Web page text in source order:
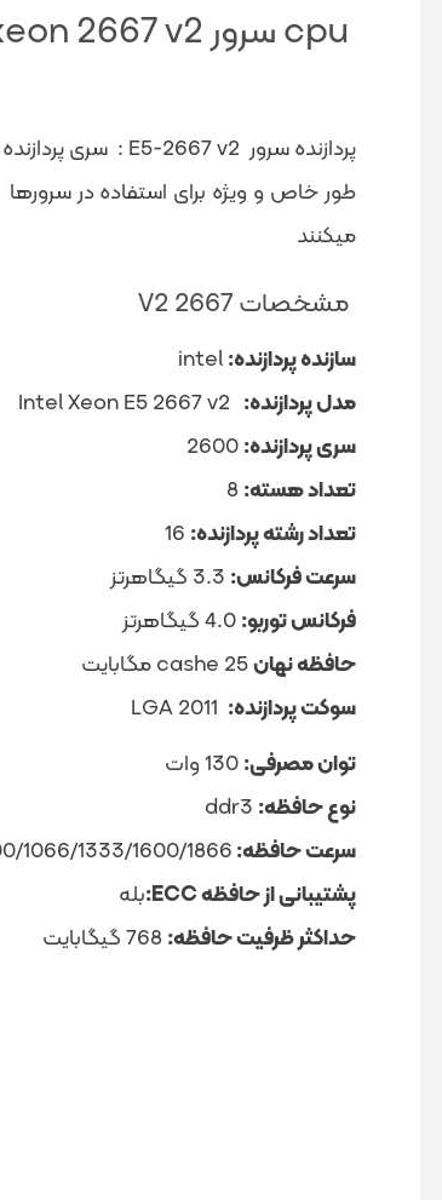
طور خاص و ویژه برای استفاده در
میکنند
مشخصات 2667 V2
سازنده پردازنده:
مدل پردازنده: Intel Xeon E5 2667 v2
سری پردازنده:
تعداد هسته:
تعداد رشته پردازنده:
سرعت فرکانس:
فرکانس توربو:
حافظه نهان
سوکت پردازنده:
توان مصرفی:
نوع حافظه:
سرعت حافظه:1066/1333/1600/1866
پشتیبانی از حافظه ECC:
بله
حداکثر ظرفیت حافظه: